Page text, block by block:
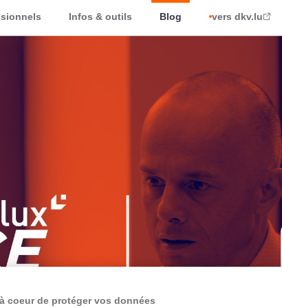
Infos & outils Blog vers dkv.lu
coeur de protéger vos données